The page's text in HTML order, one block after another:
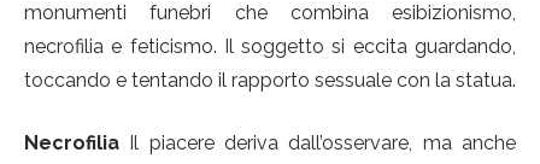
monumenti funebri che combina esibizionismo,
necrofilia e feticismo. Il soggetto si eccita guardando,
toccando e tentando il rapporto sessuale con la statua.
Necrofilia Il piacere deriva dall’osservare, ma anche